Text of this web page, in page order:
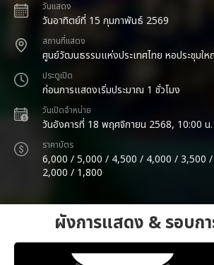
วันแสดง
วันอาทิตย์ที่ 15 กุมภาพันธ์ 2569
สถานที่แสดง
ศูนย์วัฒนธรรมแห่งประเทศไทย หอประชุมใ
ประตูเปิด
ก่อนการแสดงเริ่มประมาณ 1 ชั่วโมง
วันเปิดจำหน่าย
วันอังคารที่ 18 พฤศจิกายน 2568, 10:00 น.
ราคาบัตร
6,000 / 5,000 / 4,500 / 4,000 / 3,500
2,000 / 1,800
ผังการแสดง & รอบก